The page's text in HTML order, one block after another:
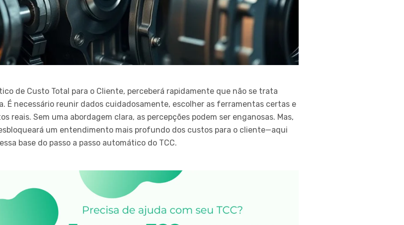
de Custo Total para o Cliente, perceberá rapidamente que não se trata
É necessário reunir dados cuidadosamente, escolher as ferramentas certas e
reais. Sem uma abordagem clara, as percepções podem ser enganosas. Mas,
um entendimento mais profundo dos custos para o cliente—aqui
base do passo a passo automático do TCC.